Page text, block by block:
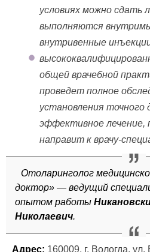
условиях можно сдать
выполняются
внутривенные
общей врачебной
проведет полное
установления точного
эффективное лечение,
направит к врачу-
Отоларинголог
доктор» — ведущий
опытом работы
Николаевич.
Адрес: 160009, г. Вологда,